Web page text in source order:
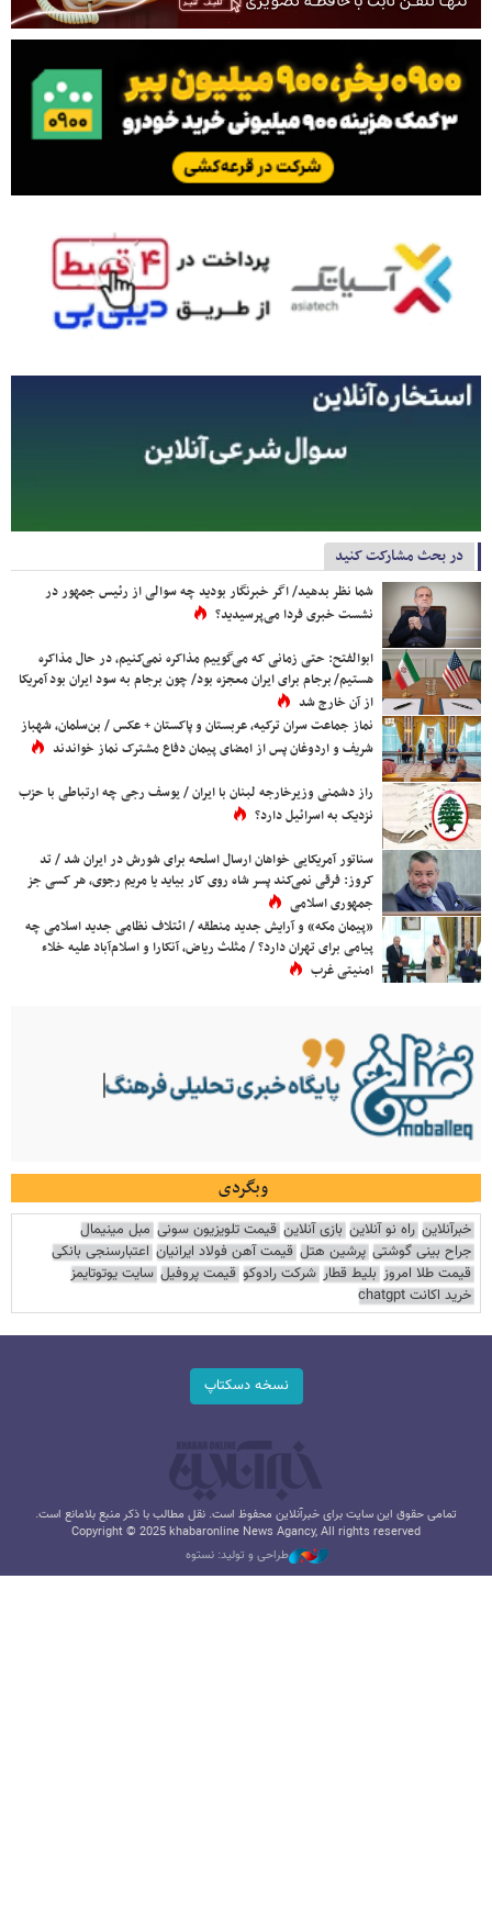
در بحث مشارکت کنید
شما نظر بدهید/ اگر خبرنگار بودید چه سوالی از رئیس جمهور در
نشست خبری فردا می‌پرسیدید؟
ابوالفتح: حتی زمانی که می‌گوییم مذاکره نمی‌کنیم، در حال مذاکره
هستیم/ برجام برای ایران معجزه بود/ چون برجام به سود ایران بود آمریکا
از آن خارج شد
نماز جماعت سران ترکیه، عربستان و پاکستان + عکس / بن‌سلمان، شهباز
شریف و اردوغان پس از امضای پیمان دفاع مشترک نماز خواندند
راز دشمنی وزیرخارجه لبنان با ایران / یوسف رجی چه ارتباطی با حزب
نزدیک به اسرائیل دارد؟
سناتور آمریکایی خواهان ارسال اسلحه برای شورش در ایران شد / تد
کروز: فرقی نمی‌کند پسر شاه روی کار بیاید یا مریم رجوی، هر کسی جز
جمهوری اسلامی
«پیمان مکه» و آرایش جدید منطقه / ائتلاف نظامی جدید اسلامی چه
پیامی برای تهران دارد؟ / مثلث ریاض، آنکارا و اسلام‌آباد علیه خلاء
امنیتی غرب
وبگردی
خبرآنلاین راه نو آنلاین بازی آنلاین قیمت تلویزیون سونی مبل مینیمال
جراح بینی گوشتی پرشین هتل قیمت آهن فولاد ایرانیان اعتبارسنجی بانکی
قیمت طلا امروز بلیط قطار شرکت رادوکو قیمت پروفیل سایت یوتوتایمز
خرید اکانت chatgpt
نسخه دسکتاپ
تمامی حقوق این سایت برای خبرآنلاین محفوظ است. نقل مطالب با ذکر منبع بلامانع است.
Copyright © 2025 khabaronline News Agancy, All rights reserved
طراحی و تولید: نستوه